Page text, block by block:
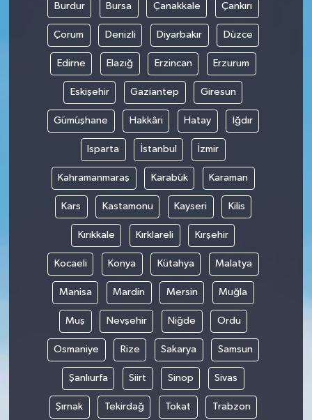
Burdur Bursa Çanakkale Çankırı
Çorum Denizli Diyarbakır Düzce
Edirne Elazığ Erzincan Erzurum
Eskişehir Gaziantep Giresun
Gümüşhane Hakkâri Hatay Iğdır
Isparta İstanbul İzmir
Kahramanmaraş Karabük Karaman
Kars Kastamonu Kayseri Kilis
Kırıkkale Kırklareli Kırşehir
Kocaeli Konya Kütahya Malatya
Manisa Mardin Mersin Muğla
Muş Nevşehir Niğde Ordu
Osmaniye Rize Sakarya Samsun
Şanlıurfa Siirt Sinop Sivas
Şırnak Tekirdağ Tokat Trabzon